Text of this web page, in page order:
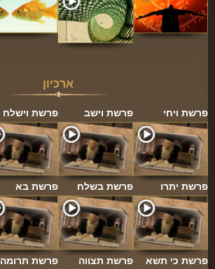
ארכיון
פרשת וישלח פרשת וישב פרשת ויחי
פרשת בא פרשת בשלח פרשת יתרו
פרשת תרומה פרשת תצווה פרשת כי תשא